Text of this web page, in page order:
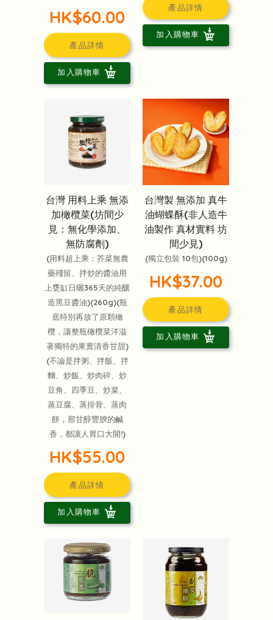
HK$60.00
產品詳情
加入購物車
產品詳情
加入購物車
台灣 用料上乘 無添
加橄欖菜(坊間少
見：無化學添加、
無防腐劑)
(用料超上乘：芥菜無農
藥殘留、拌炒的醬油用
上甕缸日曬365天的純釀
造黑豆醬油)(260g)(瓶
底特別再放了原顆橄
欖，讓整瓶橄欖菜洋溢
著獨特的果實清香甘甜)
(不論是拌粥、拌飯、拌
麵、炒飯、炒肉碎、炒
豆角、四季豆、炒菜、
蒸豆腐、蒸排骨、蒸肉
餅，那甘醇豐腴的鹹
香，都讓人胃口大開!)
HK$55.00
產品詳情
加入購物車
台灣製 無添加 真牛
油蝴蝶酥(非人造牛
油製作 真材實料 坊
間少見)
(獨立包裝 10包)(100g)
HK$37.00
產品詳情
加入購物車